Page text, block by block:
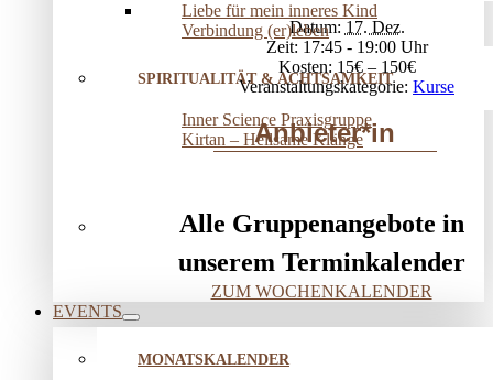
Liebe für mein inneres Kind
Verbindung (er)leben
SPIRITUALITÄT & ACHTSAMKEIT
Inner Science Praxisgruppe
Kirtan – Heilsame Klänge
Alle Gruppenangebote in
unserem Terminkalender
ZUM WOCHENKALENDER
EVENTS
MONATSKALENDER
Datum: 17. Dez.
Zeit: 17:45 - 19:00
Kosten: 15€ – 150€
Veranstaltungskategorie: Kurse
Anbieter*in